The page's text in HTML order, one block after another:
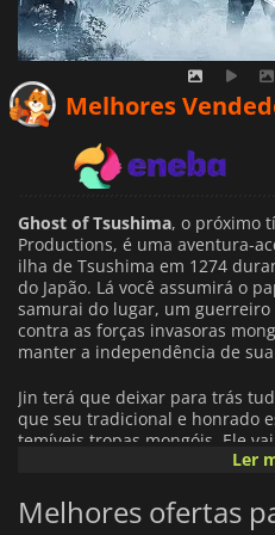
Melhores
Ghost of Tsushima, o próximo
Productions, é uma aventura-
ilha de Tsushima em 1274
do Japão. Lá você assumirá o
samurai do lugar, um
contra as forças invasoras
manter a independência de
Jin terá que deixar para trás
que seu tradicional e honrado
temíveis tropas mongóis. Ele
, que lhe
Ghost of Tsushima é jogado
Ler
Melhores ofertas